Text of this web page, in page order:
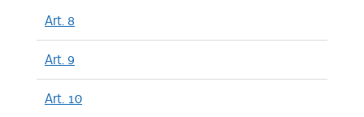
Art. 8
Art. 9
Art. 10